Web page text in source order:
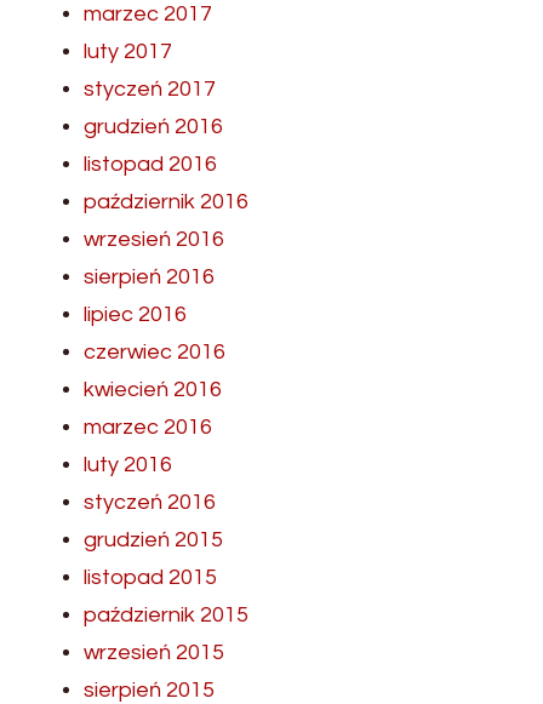
marzec 2017
luty 2017
styczeń 2017
grudzień 2016
listopad 2016
październik 2016
wrzesień 2016
sierpień 2016
lipiec 2016
czerwiec 2016
kwiecień 2016
marzec 2016
luty 2016
styczeń 2016
grudzień 2015
listopad 2015
październik 2015
wrzesień 2015
sierpień 2015